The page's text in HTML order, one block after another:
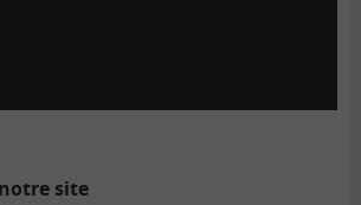
site